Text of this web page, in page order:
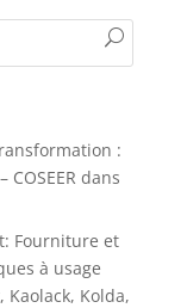
:
dans
Fourniture et
à usage
Kolda,